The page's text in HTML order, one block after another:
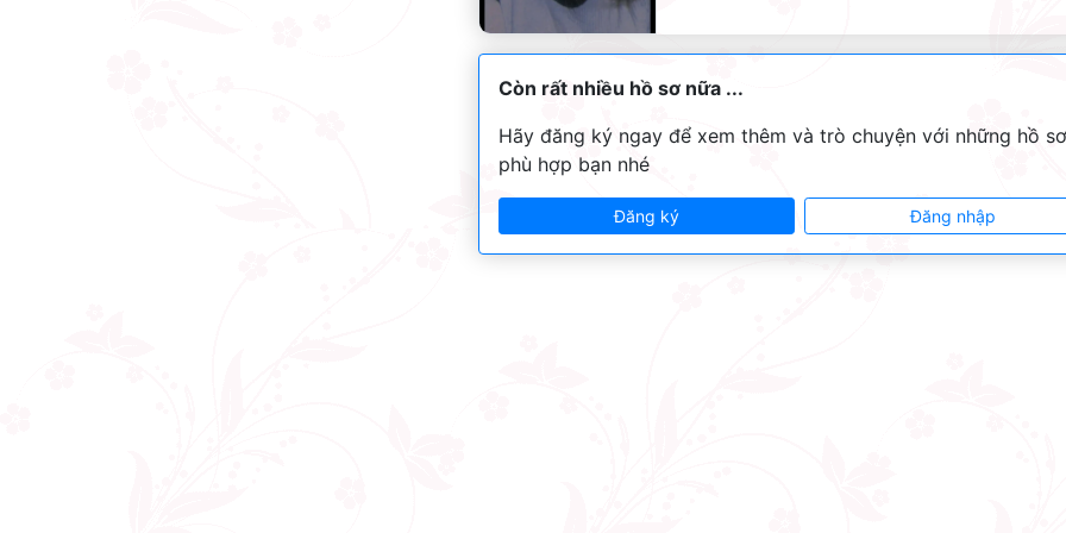
Còn rất nhiều hồ sơ nữa ...
Hãy đăng ký ngay để xem thêm và trò chuyện với những hồ sơ
phù hợp bạn nhé
Đăng ký Đăng nhập